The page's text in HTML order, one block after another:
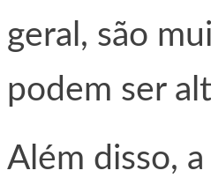
geral, são
podem ser
Além disso,